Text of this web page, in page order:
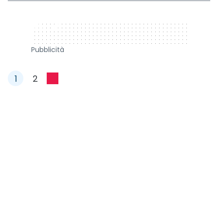
320 x 50
Pubblicità
1 2